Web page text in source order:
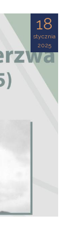
18
stycznia
2025